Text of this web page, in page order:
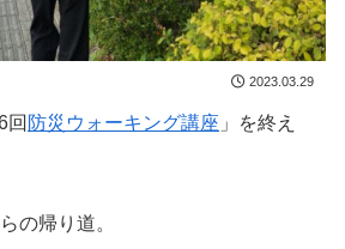
2023.03.29
回 防災ウォーキング講座 」を終え
の帰り道。